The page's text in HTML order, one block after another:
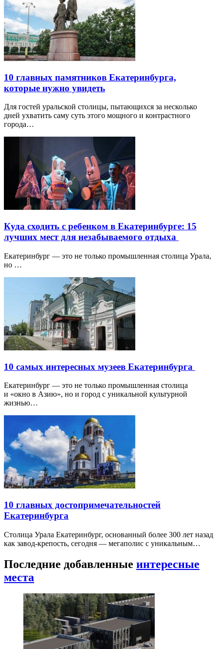
10 главных памятников Екатеринбурга,
которые нужно увидеть
Для гостей уральской столицы, пытающихся за несколько
дней ухватить саму суть этого мощного и контрастного
города…
Куда сходить с ребенком в Екатеринбурге: 15
лучших мест для незабываемого отдыха
Екатеринбург — это не только промышленная столица Урала,
но …
10 самых интересных музеев Екатеринбурга
Екатеринбург — это не только промышленная столица
и «окно в Азию», но и город с уникальной культурной
жизнью…
10 главных достопримечательностей
Екатеринбурга
Столица Урала Екатеринбург, основанный более 300 лет назад
как завод-крепость, сегодня — мегаполис с уникальным…
Последние добавленные интересные
места